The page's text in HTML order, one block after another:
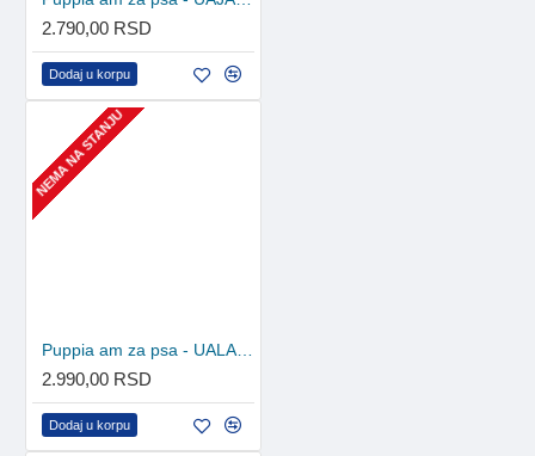
2.790,00 RSD
Dodaj u korpu
NEMA NA STANJU
2.990,00 RSD
Dodaj u korpu